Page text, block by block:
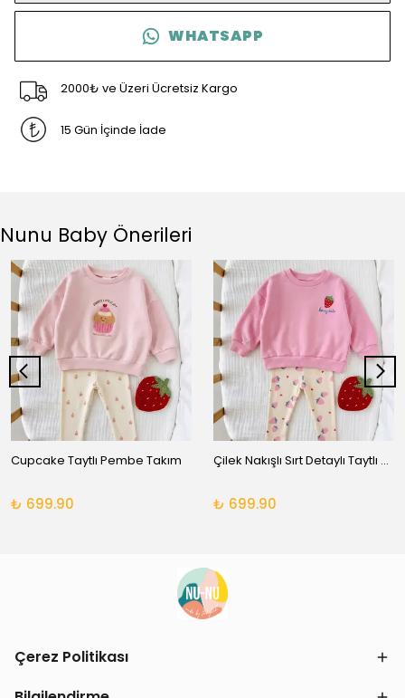
WHATSAPP
2000₺ ve Üzeri Ücretsiz Kargo
15 Gün İçinde İade
Nunu Baby Önerileri
Cupcake Taytlı Pembe Takım
₺ 699.90
Çilek Nakışlı Sırt Detaylı Taytlı Takım
₺ 699.90
Çerez Politikası